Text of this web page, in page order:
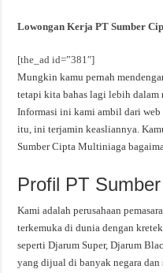
Lowongan Kerja PT Sumber
[the_ad id=”381″]
Mungkin kamu pernah
tetapi kita bahas lagi lebih
Informasi ini kami ambil dari web
itu, ini terjamin keasliannya.
Sumber Cipta Multiniaga
Profil PT
Kami adalah perusahaan
terkemuka di dunia dengan
seperti Djarum Super, Djarum
yang dijual di banyak negara